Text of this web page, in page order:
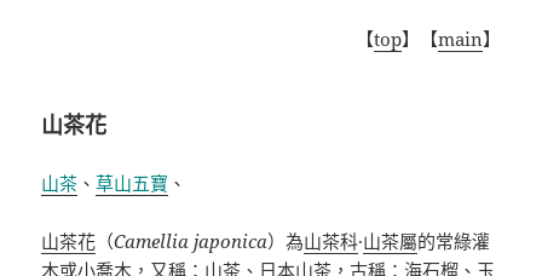
【top】【main】
山茶花
山茶 、草山五寶 、
山茶花 （Camellia japonica）為山茶科·山茶屬的常綠灌
木或小喬木，又稱：山茶、日本山茶 ，古稱：海石榴、玉